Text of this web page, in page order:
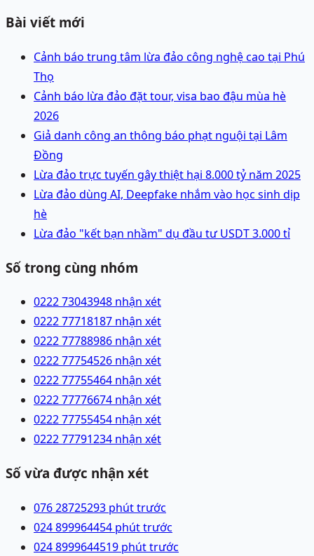
Bài viết mới
Cảnh báo trung tâm lừa đảo công nghệ cao tại Phú
Thọ
Cảnh báo lừa đảo đặt tour, visa bao đậu mùa hè
2026
Giả danh công an thông báo phạt nguội tại Lâm
Đồng
Lừa đảo trực tuyến gây thiệt hại 8.000 tỷ năm 2025
Lừa đảo dùng AI, Deepfake nhắm vào học sinh dịp
hè
Lừa đảo "kết bạn nhầm" dụ đầu tư USDT 3.000 tỉ
Số trong cùng nhóm
0222 73043948 nhận xét
0222 77718187 nhận xét
0222 77788986 nhận xét
0222 77754526 nhận xét
0222 77755464 nhận xét
0222 77776674 nhận xét
0222 77755454 nhận xét
0222 77791234 nhận xét
Số vừa được nhận xét
076 28725293 phút trước
024 899964454 phút trước
024 8999644519 phút trước